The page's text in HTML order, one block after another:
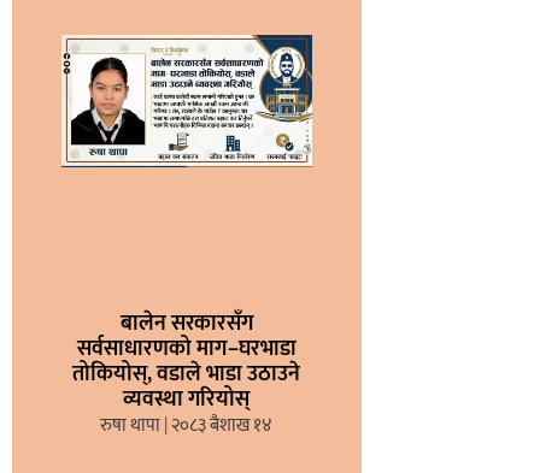
बालेन सरकारसँग
सर्वसाधारणको माग–घरभाडा
तोकियोस्, वडाले भाडा उठाउने
व्यवस्था गरियोस्
रुषा थापा २०८३ बैशाख १४